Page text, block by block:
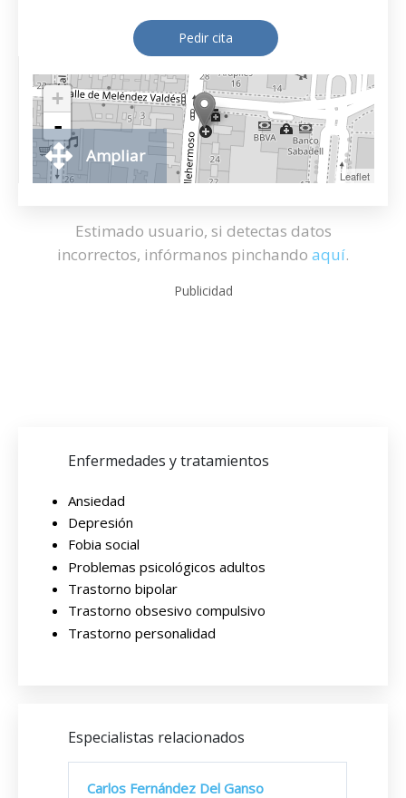
Pedir cita
+
-
Leaflet
Ampliar
Estimado usuario, si detectas datos
incorrectos, infórmanos pinchando aquí.
Publicidad
Enfermedades y tratamientos
Ansiedad
Depresión
Fobia social
Problemas psicológicos adultos
Trastorno bipolar
Trastorno obsesivo compulsivo
Trastorno personalidad
Especialistas relacionados
Carlos Fernández Del Ganso